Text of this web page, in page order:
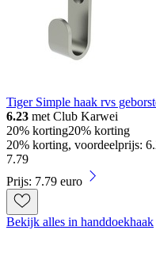
Tiger Simple haak rvs
6.23 met Club Karwei
20% korting20% korting
20% korting, voordeelprijs:
7.79
Prijs: 7.79 euro
Bekijk alles in handdoekhaak